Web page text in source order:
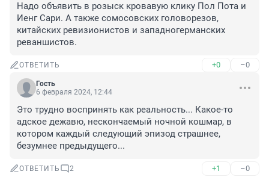
Надо объявить в розыск кровавую клику Пол Пота и
Иенг Сари. А также сомосовских головорезов,
китайских ревизионистов и западногерманских
реваншистов.
ОТВЕТИТЬ +0 –0
Гость
6 февраля 2024, 12:44
Это трудно воспринять как реальность... Какое-то
адское дежавю, нескончаемый ночной кошмар, в
котором каждый следующий эпизод страшнее,
безумнее предыдущего...
ОТВЕТИТЬ 2 +1 –0